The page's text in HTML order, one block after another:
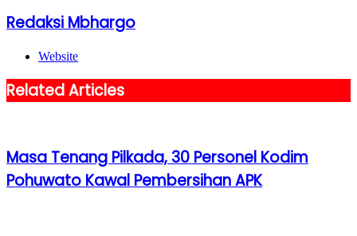
Redaksi Mbhargo
Website
Related Articles
Masa Tenang Pilkada, 30 Personel Kodim
Pohuwato Kawal Pembersihan APK